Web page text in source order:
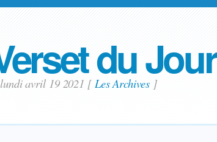
du Jour
lundi avril 19 2021 [ Les Archives]